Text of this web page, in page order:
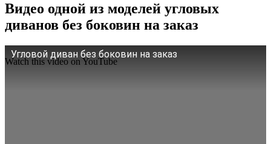
Видео одной из моделей угловых
диванов без боковин на заказ
Угловой диван без боковин на заказ
Watch this video on YouTube